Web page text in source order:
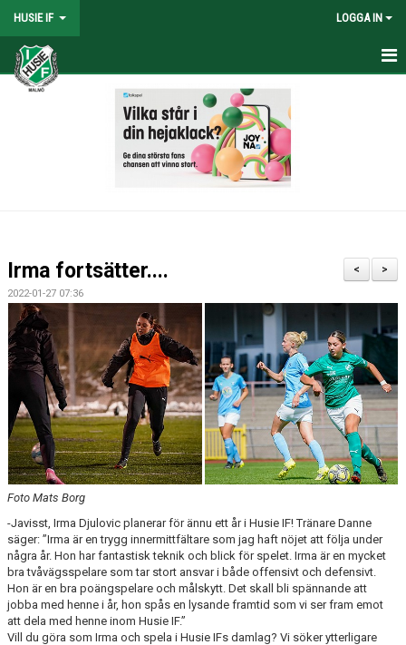
HUSIE IF LOGGA IN
HEM
DOKUMENT
SHOPEN
MEDLEMSRABATTER
MEDLEMSAVGIFTER
DOMARE
NYHETER
>
<
Irma fortsätter....
2022-01-27 07:36
Foto Mats Borg
-Javisst, Irma Djulovic planerar för ännu ett år i Husie IF! Tränare Danne
säger: ”Irma är en trygg innermittfältare som jag haft nöjet att följa under
några år. Hon har fantastisk teknik och blick för spelet. Irma är en mycket
bra tvåvägsspelare som tar stort ansvar i både offensivt och defensivt.
Hon är en bra poängspelare och målskytt. Det skall bli spännande att
jobba med henne i år, hon spås en lysande framtid som vi ser fram emot
att dela med henne inom Husie IF.”
Vill du göra som Irma och spela i Husie IFs damlag? Vi söker ytterligare